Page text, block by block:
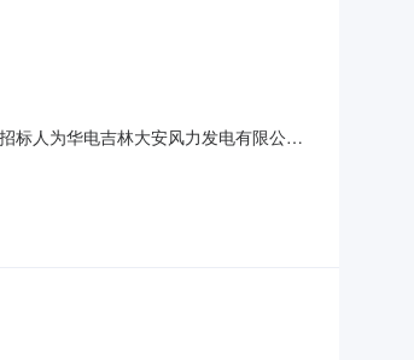
标人为华电吉林大安风力发电有限公
司、华电舒兰市能源有限公司、华电新